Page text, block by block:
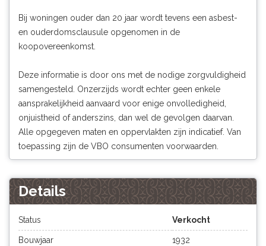
Bij woningen ouder dan 20 jaar wordt tevens een asbest-
en ouderdomsclausule opgenomen in de
koopovereenkomst.
Deze informatie is door ons met de nodige zorgvuldigheid
samengesteld. Onzerzijds wordt echter geen enkele
aansprakelijkheid aanvaard voor enige onvolledigheid,
onjuistheid of anderszins, dan wel de gevolgen daarvan.
Alle opgegeven maten en oppervlakten zijn indicatief. Van
toepassing zijn de VBO consumenten voorwaarden.
Details
Status Verkocht
Bouwjaar 1932